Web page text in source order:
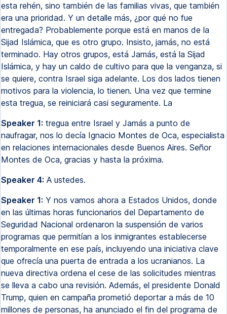
esta rehén, sino también de las familias vivas, que también
era una prioridad. Y un detalle más, ¿por qué no fue
entregada? Probablemente porque está en manos de la
Sijad Islámica, que es otro grupo. Insisto, jamás, no está
terminado. Hay otros grupos, está Jamás, está la Sijad
Islámica, y hay un caldo de cultivo para que la venganza, si
se quiere, contra Israel siga adelante. Los dos lados tienen
motivos para la violencia, lo tienen. Una vez que termine
esta tregua, se reiniciará casi seguramente. La
Speaker 1: tregua entre Israel y Jamás a punto de
naufragar, nos lo decía Ignacio Montes de Oca, especialista
en relaciones internacionales desde Buenos Aires. Señor
Montes de Oca, gracias y hasta la próxima.
Speaker 4: A ustedes.
Speaker 1: Y nos vamos ahora a Estados Unidos, donde
en las últimas horas funcionarios del Departamento de
Seguridad Nacional ordenaron la suspensión de varios
programas que permitían a los inmigrantes establecerse
temporalmente en ese país, incluyendo una iniciativa clave
que ofrecía una puerta de entrada a los ucranianos. La
nueva directiva ordena el cese de las solicitudes mientras
se lleva a cabo una revisión. Además, el presidente Donald
Trump, quien en campaña prometió deportar a más de 10
millones de personas, ha anunciado el fin del programa de